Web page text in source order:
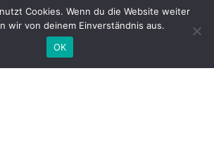
Cookies. Wenn du die Website weiter
wir von deinem Einverständnis aus.
OK